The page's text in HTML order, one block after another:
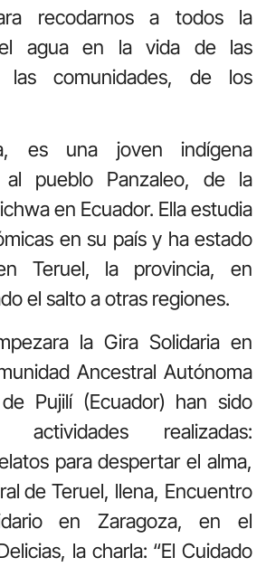
recodarnos a todos la
agua en la vida de las
las comunidades, de los
es una joven indígena
al pueblo Panzaleo, de la
en Ecuador. Ella estudia
en su país y ha estado
Teruel, la provincia, en
el salto a otras regiones.
la Gira Solidaria en
Ancestral Autónoma
Pujilí (Ecuador) han sido
realizadas:
para despertar el alma,
de Teruel, llena, Encuentro
en Zaragoza, en el
la charla: “El Cuidado